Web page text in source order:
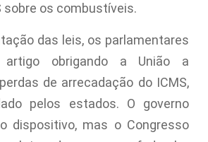
sobre os combustíveis.
das leis, os parlamentares
artigo obrigando a União a
de arrecadação do ICMS,
pelos estados. O governo
dispositivo, mas o Congresso